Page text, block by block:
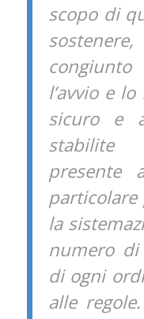
scopo di
l’avvio e
sicuro e
presente
la
numero
di ogni
alle